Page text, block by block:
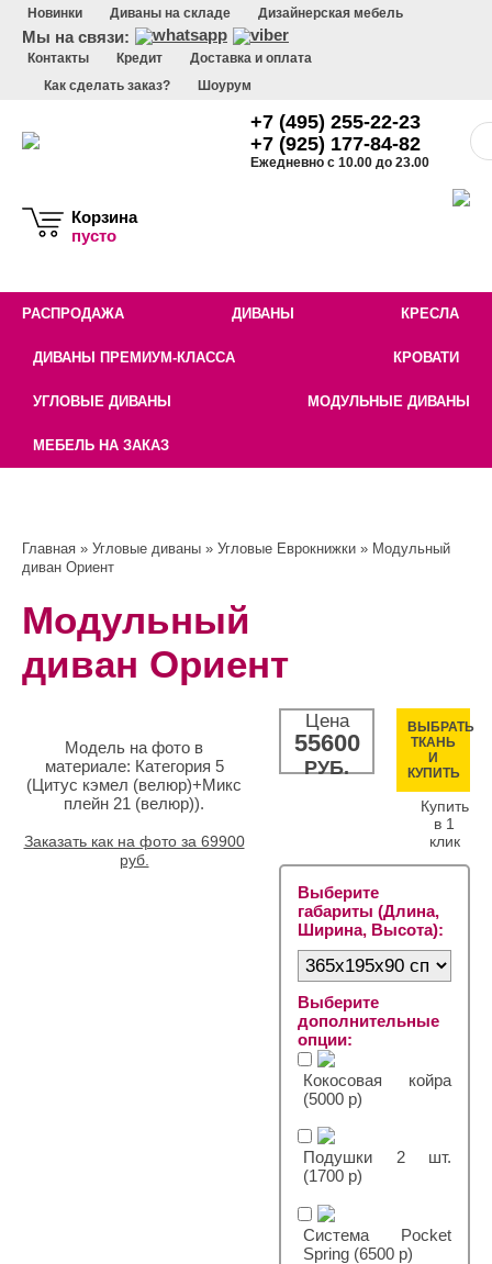
Новинки Диваны на складе Дизайнерская мебель
Мы на связи:
Контакты Кредит
Доставка и оплата
Как сделать заказ?
Шоурум
+7 (495) 255-22-23
+7 (925) 177-84-82
Ежедневно с 10.00 до 23.00
Корзина
пусто
РАСПРОДАЖА ДИВАНЫ КРЕСЛА
ДИВАНЫ ПРЕМИУМ-КЛАССА КРОВАТИ
УГЛОВЫЕ ДИВАНЫ МОДУЛЬНЫЕ ДИВАНЫ
МЕБЕЛЬ НА ЗАКАЗ
Главная » Угловые диваны » Угловые Еврокнижки » Модульный
диван Ориент
Модульный
диван Ориент
Модель на фото в
материале: Категория 5
(Цитус кэмел (велюр)+Микс
плейн 21 (велюр)).
Заказать как на фото за 69900
руб.
Цена
55600
РУБ.
ВЫБРАТЬ
ТКАНЬ
И
КУПИТЬ
Купить
в 1
клик
Выберите
габариты (Длина,
Ширина, Высота):
Выберите
дополнительные
опции:
Кокосовая койра
(5000 р)
Подушки 2 шт.
(1700 р)
Система Pocket
Spring (6500 р)